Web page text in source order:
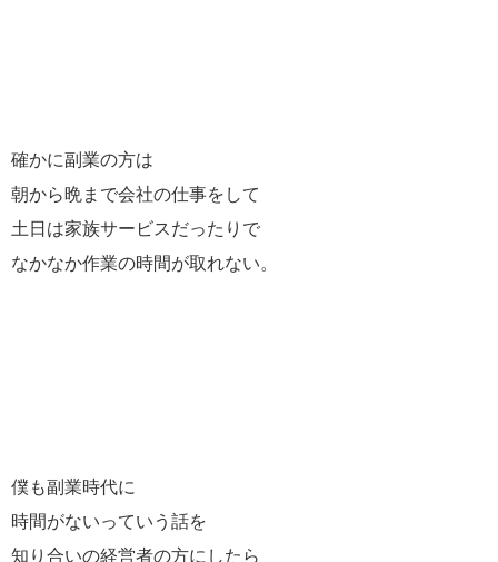
確かに副業の方は
朝から晩まで会社の仕事をして
土日は家族サービスだったりで
なかなか作業の時間が取れない。
僕も副業時代に
時間がないっていう話を
知り合いの経営者の方にしたら